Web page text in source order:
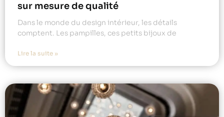
sur mesure de qualité
Dans le monde du design intérieur, les détails
comptent. Les pampilles, ces petits bijoux de
Lire la suite »